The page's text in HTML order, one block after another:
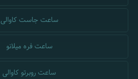
ساعت جاست کاوالی
ساعت فره میلانو
ساعت روبرتو کاوالی